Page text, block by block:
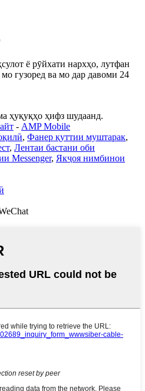
ё рӯйхати нархҳо, лутфан
гузоред ва мо дар давоми 24
ҳуқуқҳо ҳифз шудаанд.
- AMP Mobile
, Фанер қуттии муштарак,
, Лентаи бастани оби
Messenger, Якҷоя нимбинои